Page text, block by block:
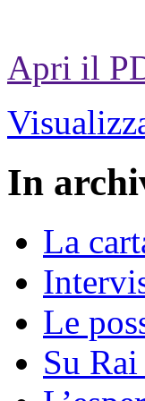
Apri il
In
La
Le
Su